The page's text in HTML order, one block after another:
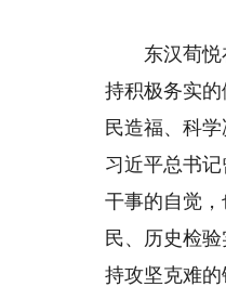
东汉荀悦在
持积极务实
民造福、科
习近平总书
干事的自觉
民、历史检
持攻坚克难的